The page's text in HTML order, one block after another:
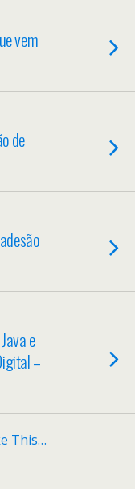
vem
de
e
–
This…